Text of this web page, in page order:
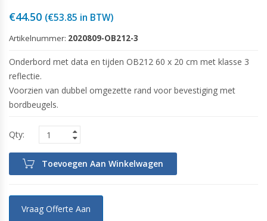
€44.50 (€53.85 in BTW)
Artikelnummer: 2020809-OB212-3
Onderbord met data en tijden OB212 60 x 20 cm met klasse 3
reflectie.
Voorzien van dubbel omgezette rand voor bevestiging met
bordbeugels.
Toevoegen Aan Winkelwagen
Vraag Offerte Aan